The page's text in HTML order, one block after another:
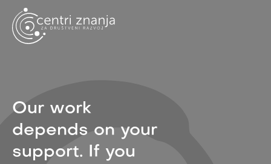
Our work
depends on your
support. If you